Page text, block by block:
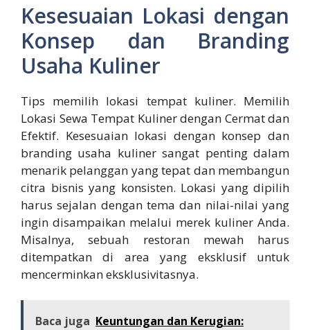
Kesesuaian Lokasi dengan
Konsep dan Branding
Usaha Kuliner
Tips memilih lokasi tempat kuliner. Memilih
Lokasi Sewa Tempat Kuliner dengan Cermat dan
Efektif. Kesesuaian lokasi dengan konsep dan
branding usaha kuliner sangat penting dalam
menarik pelanggan yang tepat dan membangun
citra bisnis yang konsisten. Lokasi yang dipilih
harus sejalan dengan tema dan nilai-nilai yang
ingin disampaikan melalui merek kuliner Anda.
Misalnya, sebuah restoran mewah harus
ditempatkan di area yang eksklusif untuk
mencerminkan eksklusivitasnya.
Baca juga Keuntungan dan Kerugian: